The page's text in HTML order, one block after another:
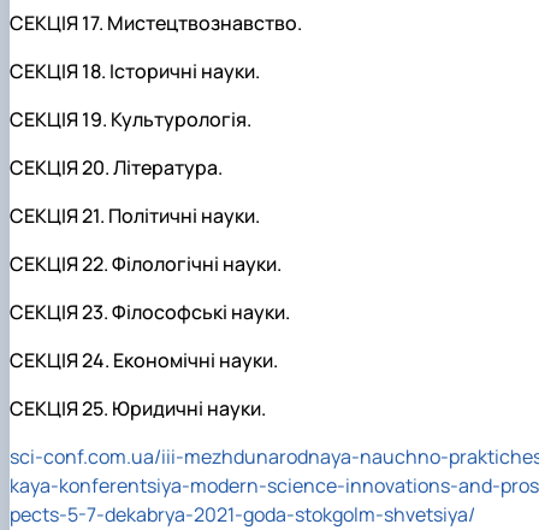
СЕКЦІЯ 17. Мистецтвознавство.
СЕКЦІЯ 18. Історичні науки.
СЕКЦІЯ 19. Культурологія.
СЕКЦІЯ 20. Література.
СЕКЦІЯ 21. Політичні науки.
СЕКЦІЯ 22. Філологічні науки.
СЕКЦІЯ 23. Філософські науки.
СЕКЦІЯ 24. Економічні науки.
СЕКЦІЯ 25. Юридичні науки.
sci-conf.com.ua/iii-mezhdunarodnaya-nauchno-
kaya-konferentsiya-modern-science-innovations-and-pros
pects-5-7-dekabrya-2021-goda-stokgolm-shvetsiya/